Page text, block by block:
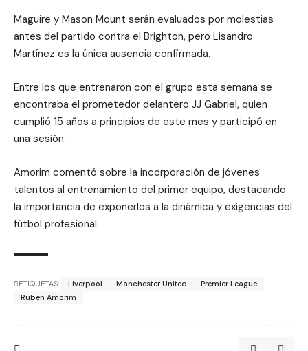
Maguire y Mason Mount serán evaluados por molestias
antes del partido contra el Brighton, pero Lisandro
Martínez es la única ausencia confirmada.
Entre los que entrenaron con el grupo esta semana se
encontraba el prometedor delantero JJ Gabriel, quien
cumplió 15 años a principios de este mes y participó en
una sesión.
Amorim comentó sobre la incorporación de jóvenes
talentos al entrenamiento del primer equipo, destacando
la importancia de exponerlos a la dinámica y exigencias del
fútbol profesional.
ETIQUETAS: Liverpool Manchester United
Premier League
Ruben Amorim